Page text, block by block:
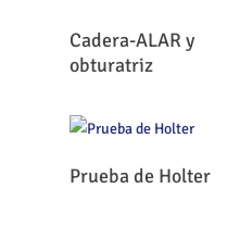
Leer Más
Cadera-ALAR y
obturatriz
Leer Más
Prueba de Holter